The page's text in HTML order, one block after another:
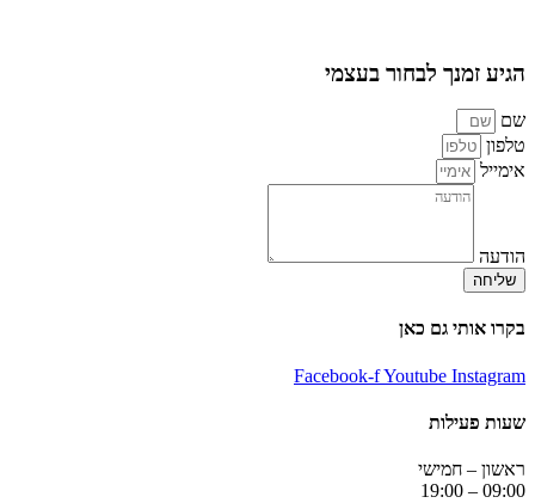
הגיע זמנך לבחור בעצמי
שם
טלפון
אימייל
הודעה
שליחה
בקרו אותי גם כאן
Facebook-fYoutube Instagram
שעות פעילות
ראשון – חמישי
09:00 – 19:00